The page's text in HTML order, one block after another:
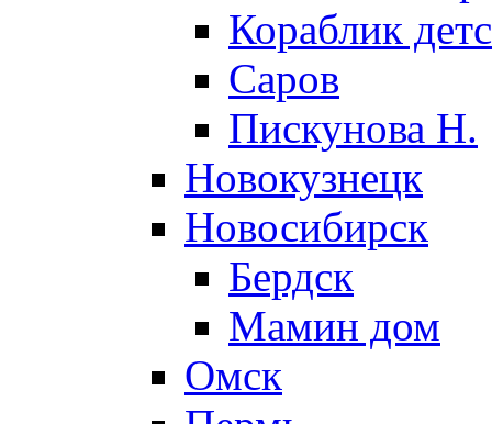
Кораблик
Саров
Пискунова Н.
Новокузнецк
Новосибирск
Бердск
Мамин дом
Омск